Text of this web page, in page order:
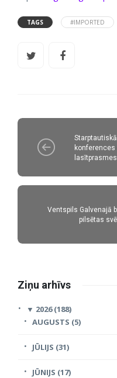
TAGS #IMPORTED
Ventspils Galvenajā
pilsētas
Ziņu arhīvs
▼ 2026 (188)
AUGUSTS (5)
JŪLIJS (31)
JŪNIJS (17)